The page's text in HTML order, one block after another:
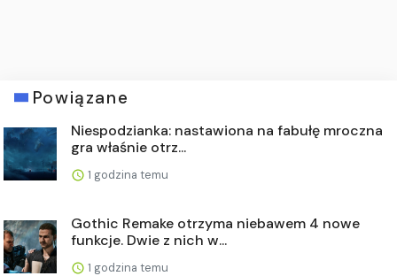
Powiązane
Niespodzianka: nastawiona na fabułę mroczna
gra właśnie otrz...
1 godzina temu
Gothic Remake otrzyma niebawem 4 nowe
funkcje. Dwie z nich w...
1 godzina temu